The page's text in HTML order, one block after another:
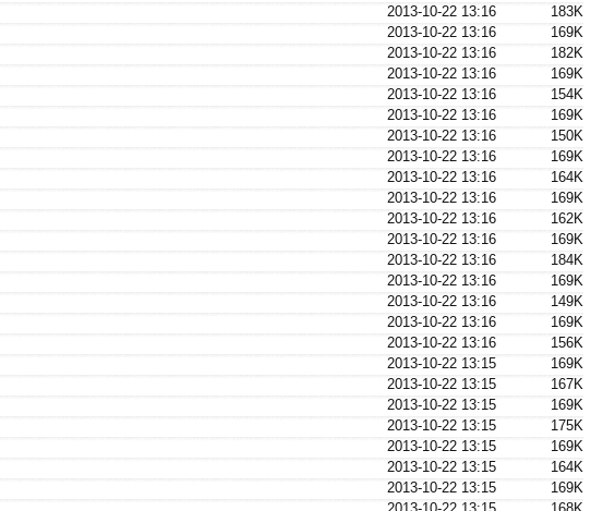
2013-10-22 13:16
183K
2013-10-22 13:16
169K
2013-10-22 13:16
182K
2013-10-22 13:16
169K
2013-10-22 13:16
154K
2013-10-22 13:16
169K
2013-10-22 13:16
150K
2013-10-22 13:16
169K
2013-10-22 13:16
164K
2013-10-22 13:16
169K
2013-10-22 13:16
162K
2013-10-22 13:16
169K
2013-10-22 13:16
184K
2013-10-22 13:16
169K
2013-10-22 13:16
149K
2013-10-22 13:16
169K
2013-10-22 13:16
156K
2013-10-22 13:15
169K
2013-10-22 13:15
167K
2013-10-22 13:15
169K
2013-10-22 13:15
175K
2013-10-22 13:15
169K
2013-10-22 13:15
164K
2013-10-22 13:15
169K